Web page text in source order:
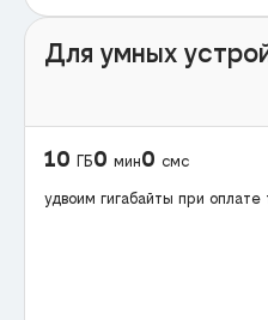
Для умных
10 ГБ0 мин0 смс
удвоим гигабайты при